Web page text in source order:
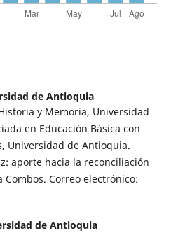
de Antioquia
y Memoria, Universidad
en Educación Básica con
Universidad de Antioquia.
aporte hacia la reconciliación
Correo electrónico:
de Antioquia